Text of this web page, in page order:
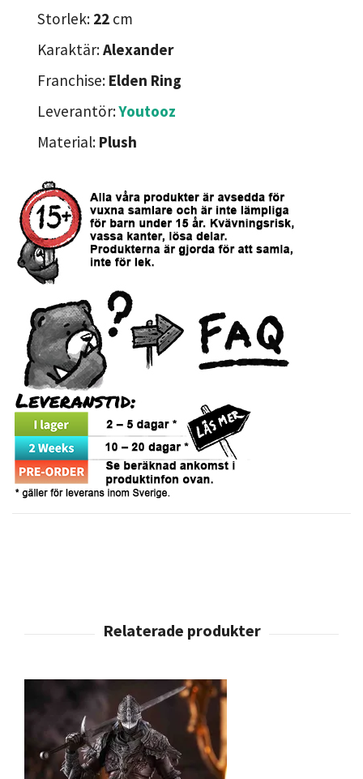
Storlek: 22 cm
Karaktär:Alexander
Franchise: Elden Ring
Leverantör:Youtooz
Material: Plush